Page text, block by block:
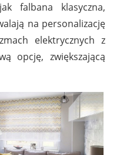
falbana klasyczna,
na personalizację
elektrycznych z
opcję, zwiększającą